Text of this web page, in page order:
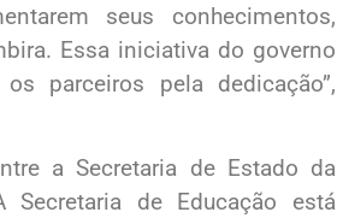
seus conhecimentos,
Essa iniciativa do governo
parceiros pela dedicação”,
a Secretaria de Estado da
Secretaria de Educação está